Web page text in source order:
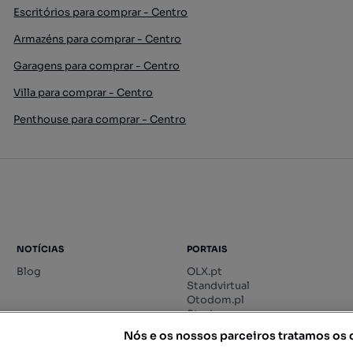
Escritórios para comprar - Centro
Armazéns para comprar - Centro
Garagens para comprar - Centro
Villa para comprar - Centro
Penthouse para comprar - Centro
NOTÍCIAS
Blog
PORTAIS
OLX.pt
Standvirtual
Otodom.pl
Storia.ro
Nós e os nossos parceiros tratamos os